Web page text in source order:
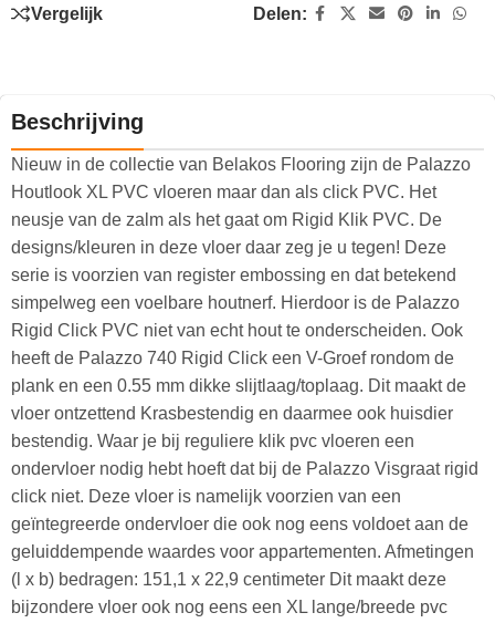
Vergelijk Delen:
Beschrijving
Nieuw in de collectie van Belakos Flooring zijn de Palazzo
Houtlook XL PVC vloeren maar dan als click PVC. Het
neusje van de zalm als het gaat om Rigid Klik PVC. De
designs/kleuren in deze vloer daar zeg je u tegen! Deze
serie is voorzien van register embossing en dat betekend
simpelweg een voelbare houtnerf. Hierdoor is de Palazzo
Rigid Click PVC niet van echt hout te onderscheiden. Ook
heeft de Palazzo 740 Rigid Click een V-Groef rondom de
plank en een 0.55 mm dikke slijtlaag/toplaag. Dit maakt de
vloer ontzettend Krasbestendig en daarmee ook huisdier
bestendig. Waar je bij reguliere klik pvc vloeren een
ondervloer nodig hebt hoeft dat bij de Palazzo Visgraat rigid
click niet. Deze vloer is namelijk voorzien van een
geïntegreerde ondervloer die ook nog eens voldoet aan de
geluiddempende waardes voor appartementen. Afmetingen
(l x b) bedragen: 151,1 x 22,9 centimeter Dit maakt deze
bijzondere vloer ook nog eens een XL lange/breede pvc